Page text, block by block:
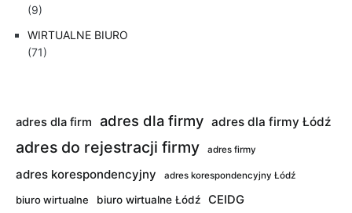
(9)
WIRTUALNE BIURO
(71)
adres dla firm adres dla firmy adres dla firmy Łódź
adres do rejestracji firmy adres firmy
adres korespondencyjny adres korespondencyjny Łódź
biuro wirtualne biuro wirtualne Łódź CEIDG